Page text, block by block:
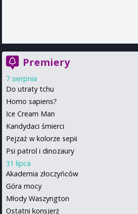
Premiery
7 sierpnia
Do utraty tchu
Homo sapiens?
Ice Cream Man
Kandydaci śmierci
Pejzaż w kolorze sepii
Psi patrol i dinozaury
31 lipca
Akademia złoczyńców
Góra mocy
Młody Waszyngton
Ostatni konsjerż